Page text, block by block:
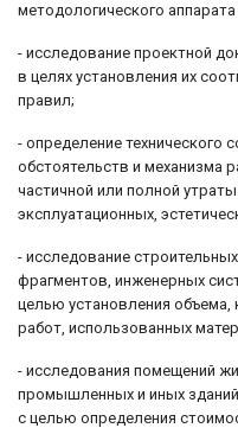
методологического
- исследование проектной
в целях установления их
правил;
- определение технического
обстоятельств и механизма
частичной или полной
эксплуатационных,
- исследование
фрагментов, инже­нерных
целью установления
работ, использованных
- исследования помещений
промышленных и иных
с целью определения